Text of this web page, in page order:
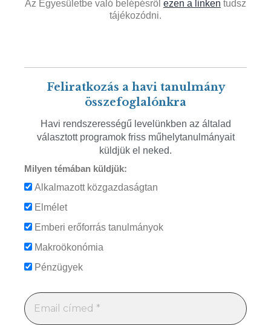
Az Egyesületbe való belépésről ezen a linken tudsz
tájékozódni.
Feliratkozás a havi tanulmány
összefoglalónkra
Havi rendszerességű levelünkben az általad
választott programok friss műhelytanulmányait
küldjük el neked.
Milyen témában küldjük:
Alkalmazott közgazdaságtan
Elmélet
Emberi erőforrás tanulmányok
Makroökonómia
Pénzügyek